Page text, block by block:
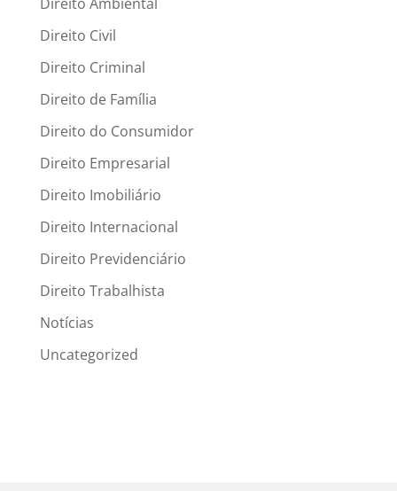
Direito Ambiental
Direito Civil
Direito Criminal
Direito de Família
Direito do Consumidor
Direito Empresarial
Direito Imobiliário
Direito Internacional
Direito Previdenciário
Direito Trabalhista
Notícias
Uncategorized